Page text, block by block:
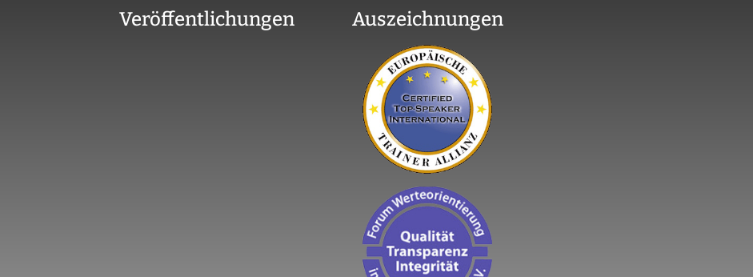
Veröffentlichungen Auszeichnungen